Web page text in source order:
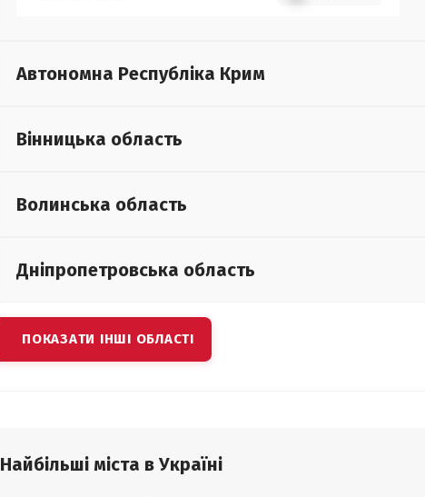
Автономна Республіка Крим
Вінницька область
Волинська область
Дніпропетровська область
ПОКАЗАТИ ІНШІ ОБЛАСТІ
Найбільші міста в Україні